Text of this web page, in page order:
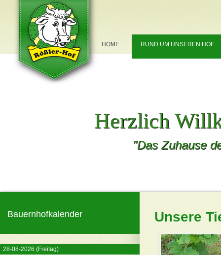
NAVIGATION
HOME RUND UM UNSEREN HOF
Herzlich
"Das Zuhause
Unsere
Bauernhofkalender
28-08-2026 (Freitag)